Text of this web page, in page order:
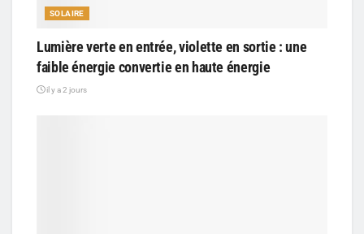
SOLAIRE
Lumière verte en entrée, violette en sortie : une
faible énergie convertie en haute énergie
il y a 2 jours